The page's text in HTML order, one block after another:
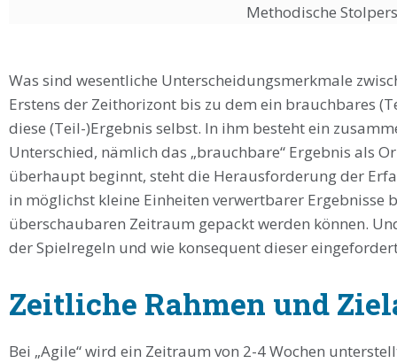
Methodische
Was sind wesentliche Unterscheidungsmerkmale
Erstens der Zeithorizont bis zu dem ein brauchbares
diese (Teil-)Ergebnis selbst. In ihm besteht ein
Unterschied, nämlich das „brauchbare“ Ergebnis als
überhaupt beginnt, steht die Herausforderung der
in möglichst kleine Einheiten verwertbarer Ergebnisse
überschaubaren Zeitraum gepackt werden können.
der Spielregeln und wie konsequent dieser
Zeitliche Rahmen und
Bei „Agile“ wird ein Zeitraum von 2-4 Wochen